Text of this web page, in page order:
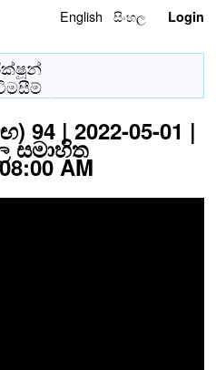
English සිංහල Login
94 | 2022-05-01 |
සමාහිත
AM